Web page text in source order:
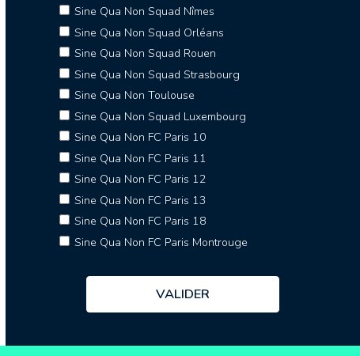
Sine Qua Non Squad Nîmes
Sine Qua Non Squad Orléans
Sine Qua Non Squad Rouen
Sine Qua Non Squad Strasbourg
Sine Qua Non Toulouse
Sine Qua Non Squad Luxembourg
Sine Qua Non FC Paris 10
Sine Qua Non FC Paris 11
Sine Qua Non FC Paris 12
Sine Qua Non FC Paris 13
Sine Qua Non FC Paris 18
Sine Qua Non FC Paris Montrouge